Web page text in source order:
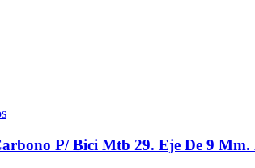
P/ Bici Mtb 29. Eje De 9 Mm.